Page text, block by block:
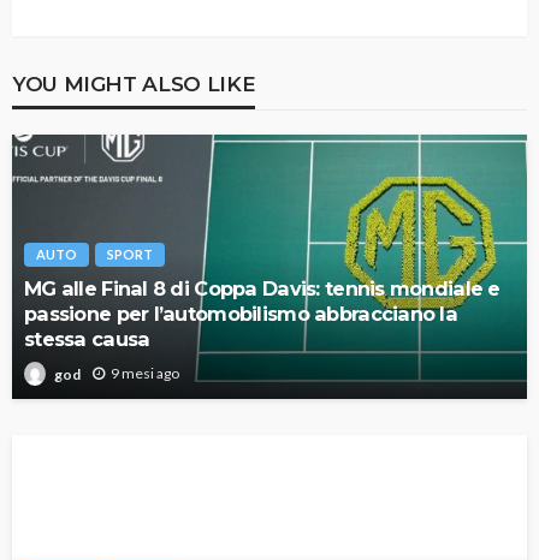
YOU MIGHT ALSO LIKE
AUTO SPORT
MG alle Final 8 di Coppa Davis: tennis mondiale e
passione per l’automobilismo abbracciano la
stessa causa
god 9 mesi ago